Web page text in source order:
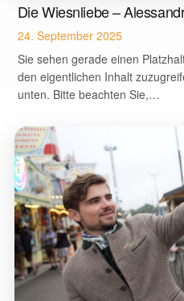
Die Wiesnliebe –
24. September 2025
Sie sehen gerade einen
den eigentlichen Inhalt
unten. Bitte beachten Sie,…